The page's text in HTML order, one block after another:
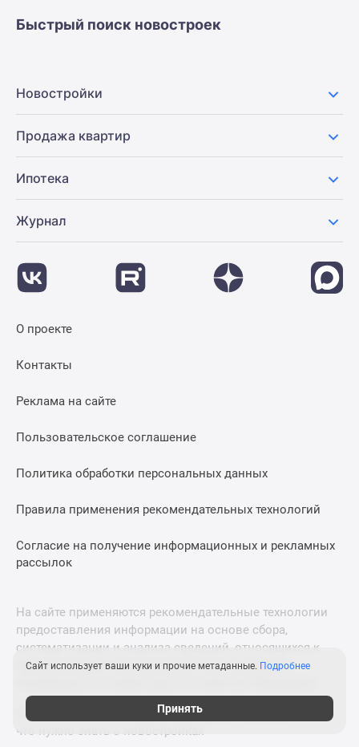
Быстрый поиск новостроек
Новостройки
Продажа квартир
Ипотека
Журнал
О проекте
Контакты
Реклама на сайте
Пользовательское соглашение
Политика обработки персональных данных
Правила применения рекомендательных технологий
Согласие на получение информационных и рекламных
рассылок
На сайте применяются рекомендательные технологии
предоставления информации на основе сбора,
систематизации и анализа сведений, относящихся к
предпочтениям пользователей сети «Интернет»,
© 2011—2026 Новострой-М. Все права защищены. Всё,
что нужно знать о новостройках
Сайт использует ваши куки и прочие метаданные. Подробнее
Принять